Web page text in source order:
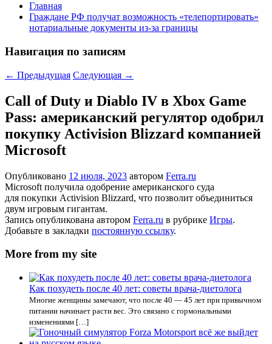
Главная
Граждане РФ получат возможность «телепортировать»
нотариальные документы из-за границы
Навигация по записям
← Предыдущая Следующая →
Call of Duty и Diablo IV в Xbox Game
Pass: американский регулятор одобрил
покупку Activision Blizzard компанией
Microsoft
Опубликовано 12 июля, 2023 автором Ferra.ru
Microsoft получила одобрение американского суда
для покупки Activision Blizzard, что позволит объединиться
двум игровым гигантам.
Запись опубликована автором Ferra.ru в рубрике Игры.
Добавьте в закладки постоянную ссылку.
More from my site
Как похудеть после 40 лет: советы врача-диетолога
Многие женщины замечают, что после 40 — 45 лет при привычном
питании начинает расти вес. Это связано с гормональными
изменениями […]